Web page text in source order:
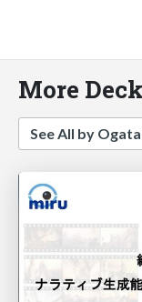
More
See All by